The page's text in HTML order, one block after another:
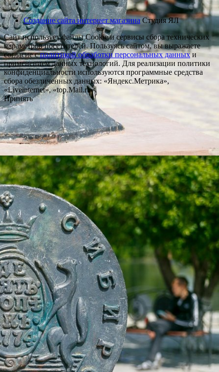
Создание сайта интернет магазина Студия ЯЛ
Сайт использует файлы Cookie и сервисы сбора технических
параметров посетителей. Пользуясь сайтом, вы выражаете
согласие сполитикой обработки персональных данныхи
применением данных технологий. Для реализации политики
конфиденциальности используются программные средства
сбора обезличенных данных: «Яндекс.Метрика»,
«Liveinternet», «top.Mail.ru».
Принять